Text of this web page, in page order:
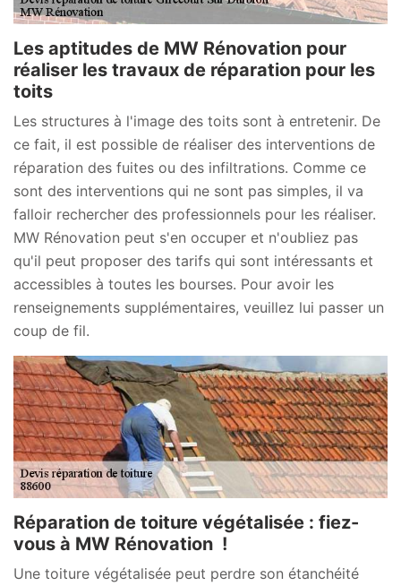
Les aptitudes de MW Rénovation pour
réaliser les travaux de réparation pour les
toits
Les structures à l'image des toits sont à entretenir. De
ce fait, il est possible de réaliser des interventions de
réparation des fuites ou des infiltrations. Comme ce
sont des interventions qui ne sont pas simples, il va
falloir rechercher des professionnels pour les réaliser.
MW Rénovation peut s'en occuper et n'oubliez pas
qu'il peut proposer des tarifs qui sont intéressants et
accessibles à toutes les bourses. Pour avoir les
renseignements supplémentaires, veuillez lui passer un
coup de fil.
Réparation de toiture végétalisée : fiez-
vous à MW Rénovation !
Une toiture végétalisée peut perdre son étanchéité